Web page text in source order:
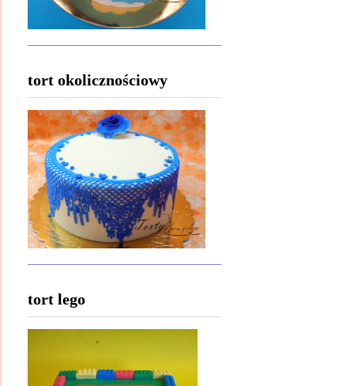
tort okolicznościowy
tort lego